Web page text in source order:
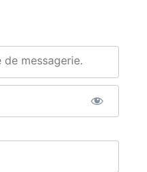
messagerie.